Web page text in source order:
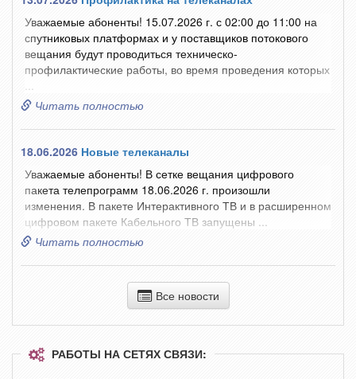
Уважаемые абоненты! 15.07.2026 г. с 02:00 до 11:00 на
спутниковых платформах и у поставщиков потокового
вещания будут проводиться техническо-
профилактические работы, во время проведения которых
...
Читать полностью
18.06.2026 Новые телеканалы
Уважаемые абоненты! В сетке вещания цифрового
пакета телепрограмм 18.06.2026 г. произошли
изменения. В пакете Интерактивного ТВ и в расширенном
цифровом пакете Кабельного ТВ запущены ...
Читать полностью
Все новости
РАБОТЫ НА СЕТЯХ СВЯЗИ: